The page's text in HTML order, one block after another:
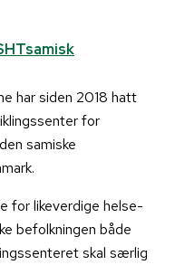
har siden 2018 hatt
for
samiske
for likeverdige helse-
befolkningen både
skal særlig